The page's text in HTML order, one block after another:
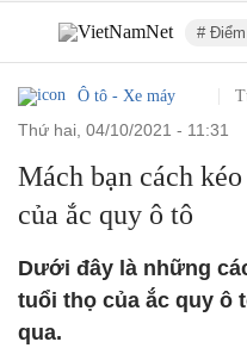
#
Ô tô - Xe máy
thứ hai, 04/10/2021 - 11:31
Mách bạn cách
của ắc quy ô tô
Dưới đây là những
tuổi thọ của ắc quy ô
qua.